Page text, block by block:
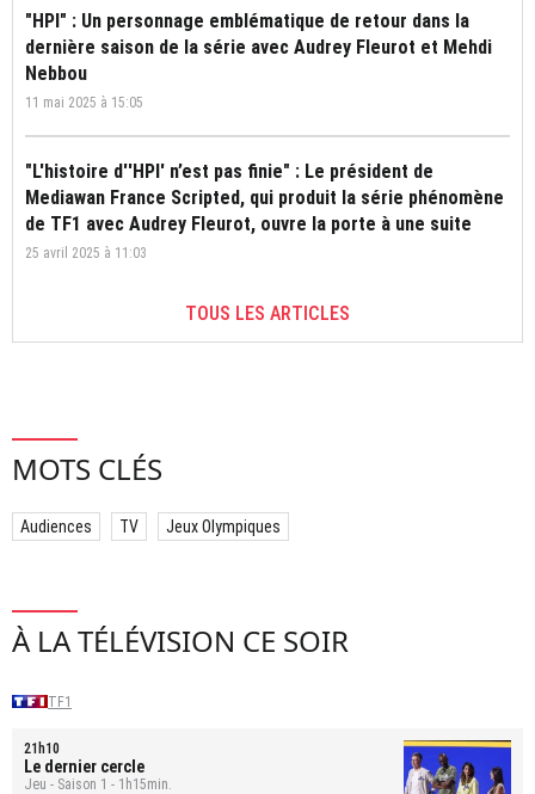
"HPI" : Un personnage emblématique de retour dans la
dernière saison de la série avec Audrey Fleurot et Mehdi
Nebbou
11 mai 2025 à 15:05
"L'histoire d''HPI' n’est pas finie" : Le président de
Mediawan France Scripted, qui produit la série phénomène
de TF1 avec Audrey Fleurot, ouvre la porte à une suite
25 avril 2025 à 11:03
TOUS LES ARTICLES
MOTS CLÉS
Audiences TV Jeux Olympiques
À LA TÉLÉVISION CE SOIR
TF1
21h10
Le dernier cercle
Jeu - Saison 1 - 1h15min.